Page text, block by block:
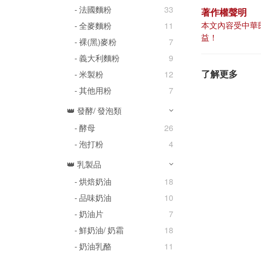
- 法國麵粉
33
- 全麥麵粉
11
- 裸(黑)麥粉
7
- 義大利麵粉
9
- 米製粉
12
- 其他用粉
7
👑 發酵/ 發泡類
- 酵母
26
- 泡打粉
4
👑 乳製品
- 烘焙奶油
18
- 品味奶油
10
- 奶油片
7
- 鮮奶油/ 奶霜
18
- 奶油乳酪
11
著作權聲明
本文內容受中
益！
了解更多